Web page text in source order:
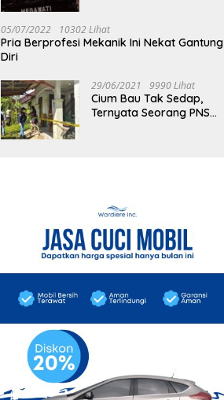
05/07/2022 10302 Lihat
Pria Berprofesi Mekanik Ini Nekat Gantung
Diri
29/06/2021 9990 Lihat
Cium Bau Tak Sedap,
Ternyata Seorang PNS